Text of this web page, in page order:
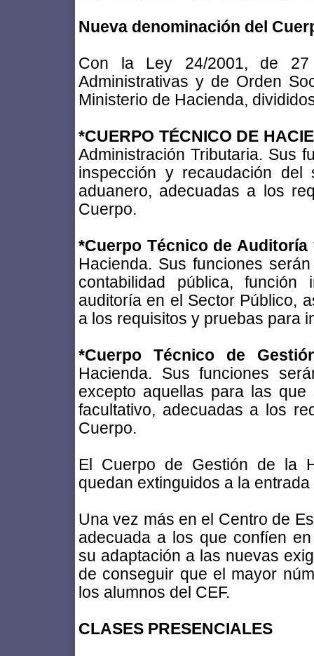
Nueva denominación del
Con la Ley 24/2001, de 27
Administrativas y de Orden
Ministerio de Hacienda,
*CUERPO TÉCNICO DE
Administración Tributaria. Sus
inspección y recaudación del
aduanero, adecuadas a los
Cuerpo.
*Cuerpo Técnico de
Hacienda. Sus funciones
contabilidad pública,
auditoría en el Sector Público,
a los requisitos y pruebas para
*Cuerpo Técnico de
Hacienda. Sus funciones
excepto aquellas para las
facultativo, adecuadas a los
Cuerpo.
El Cuerpo de Gestión de la
quedan extinguidos a la
Una vez más en el Centro de
adecuada a los que confíen
su adaptación a las nuevas
de conseguir que el mayor
los alumnos del CEF.
CLASES PRESENCIALES